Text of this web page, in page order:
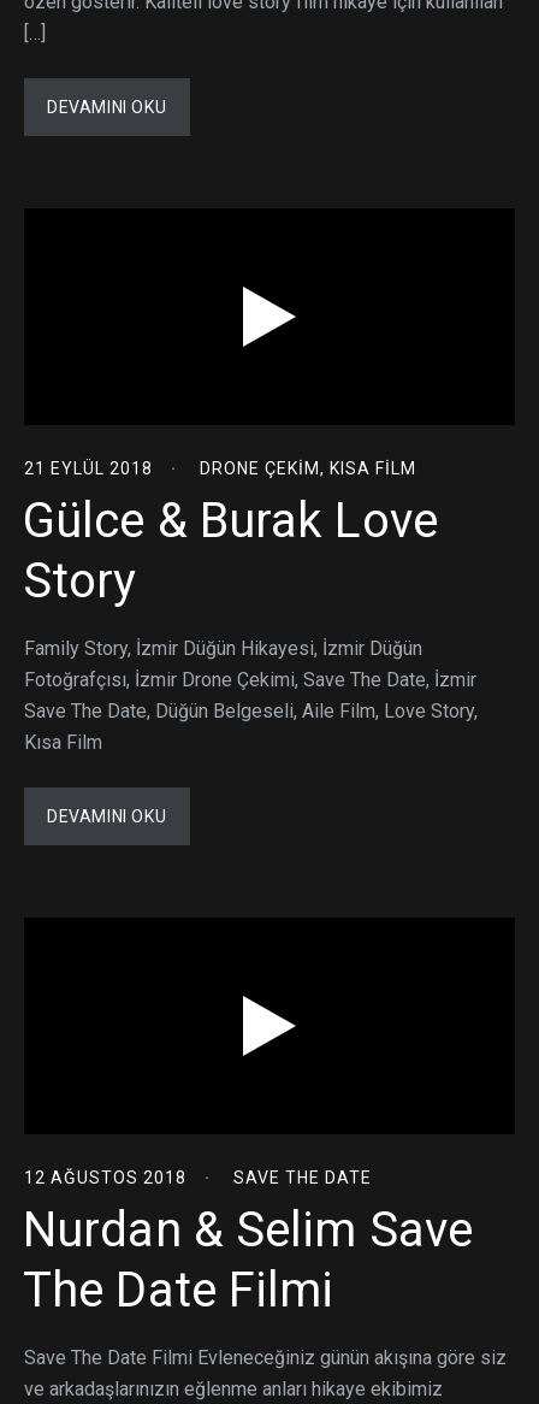
[…]
DEVAMINI OKU
21 EYLÜL 2018 DRONE ÇEKIM, KISA FILM
Gülce & Burak Love
Story
Family Story, İzmir Düğün Hikayesi, İzmir Düğün
Fotoğrafçısı, İzmir Drone Çekimi, Save The Date, İzmir
Save The Date, Düğün Belgeseli, Aile Film, Love Story,
Kısa Film
DEVAMINI OKU
12 AĞUSTOS 2018 SAVE THE DATE
Nurdan & Selim Save
The Date Filmi
Save The Date Filmi Evleneceğiniz günün akışına göre siz
ve arkadaşlarınızın eğlenme anları hikaye ekibimiz